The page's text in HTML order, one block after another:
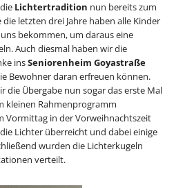
Lichtertradition nun bereits zum
letzten drei Jahre haben alle Kinder
bekommen, um daraus eine
Auch diesmal haben wir die
insSeniorenheim Goyastraße
Bewohner daran erfreuen können.
die Übergabe nun sogar das erste Mal
kleinen Rahmenprogramm
Vormittag in der Vorweihnachtszeit
Lichter überreicht und dabei einige
wurden die Lichterkugeln
verteilt.